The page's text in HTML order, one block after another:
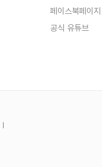
페이스북페이지
공식 유튜브